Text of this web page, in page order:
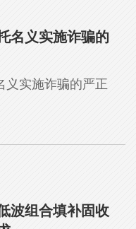
名义实施诈骗的
义实施诈骗的严正
波组合填补固收